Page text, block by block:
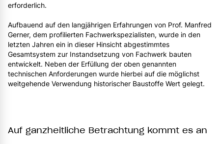
erforderlich.
Aufbauend auf den langjährigen Erfahrungen von Prof. Manfred
Gerner, dem profilierten Fachwerkspezialisten, wurde in den
letzten Jahren ein in dieser Hinsicht abgestimmtes
Gesamtsystem zur Instandsetzung von Fachwerk bauten
entwickelt. Neben der Erfüllung der oben genannten
technischen Anforderungen wurde hierbei auf die möglichst
weitgehende Verwendung historischer Baustoffe Wert gelegt.
Auf ganzheitliche Betrachtung kommt es an